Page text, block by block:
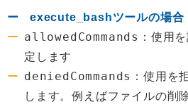
execute_bashツールの場合
allowedCommands ：使用
定します
deniedCommands ：使用を
します。例えばファイルの削